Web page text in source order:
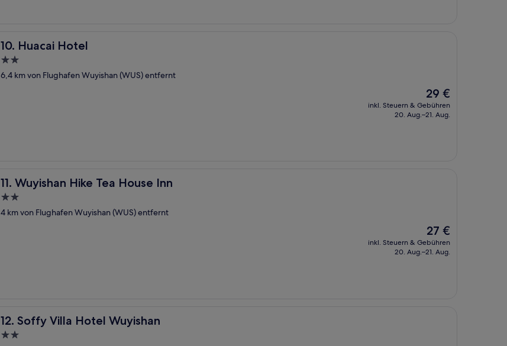
10. Huacai Hotel
Huacai Hotel
2.0-
Sterne-
6,4 km von Flughafen Wuyishan (WUS) entfernt
Der
Preis
beträgt
29 €
inkl. Steuern & Gebühren
20. Aug.–21. Aug.
11. Wuyishan Hike Tea House Inn
Wuyishan Hike Tea House Inn
2.0-
Sterne-
4 km von Flughafen Wuyishan (WUS) entfernt
Der
Preis
beträgt
27 €
inkl. Steuern & Gebühren
20. Aug.–21. Aug.
12. Soffy Villa Hotel Wuyishan
Soffy Villa Hotel Wuyishan
2.0-